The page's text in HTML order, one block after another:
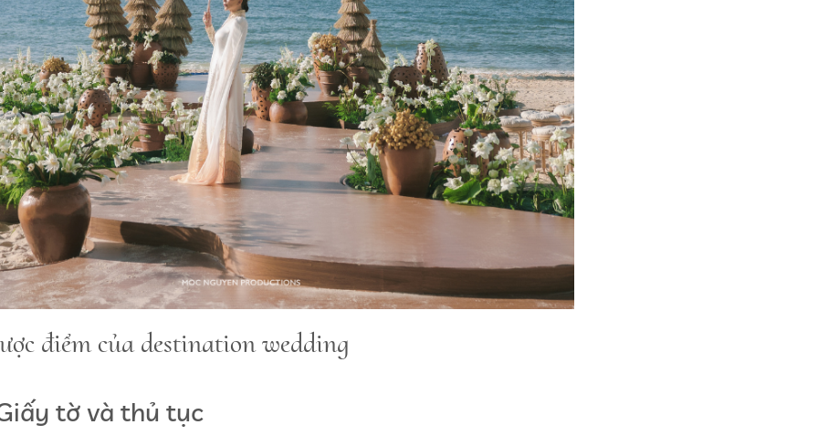
điểm của destination wedding
tờ và thủ tục